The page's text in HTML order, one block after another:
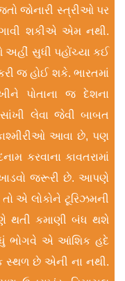
જોનારી સ્ત્રીઓ પર
શકીએ એમ નથી.
સુધી પહોંચ્યા કઈ
જ હોઈ શકે. ભારતમાં
પોતાના જ દેશના
લેવા જેવી બાબત
આવા છે, પણ
કરવાના કાવતરામાં
જરૂરી છે. આપણે
તો એ લોકોને ટૂરિઝમની
થતી કમાણી બંધ થશે
બધું ભોગવે એ આંશિક હદે
સ્થળ છે એની ના નથી.